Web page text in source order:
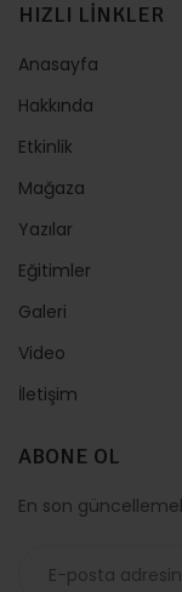
HIZLI LİNKLER
Anasayfa
Hakkında
Etkinlik
Mağaza
Yazılar
Eğitimler
Galeri
Video
İletişim
ABONE OL
En son